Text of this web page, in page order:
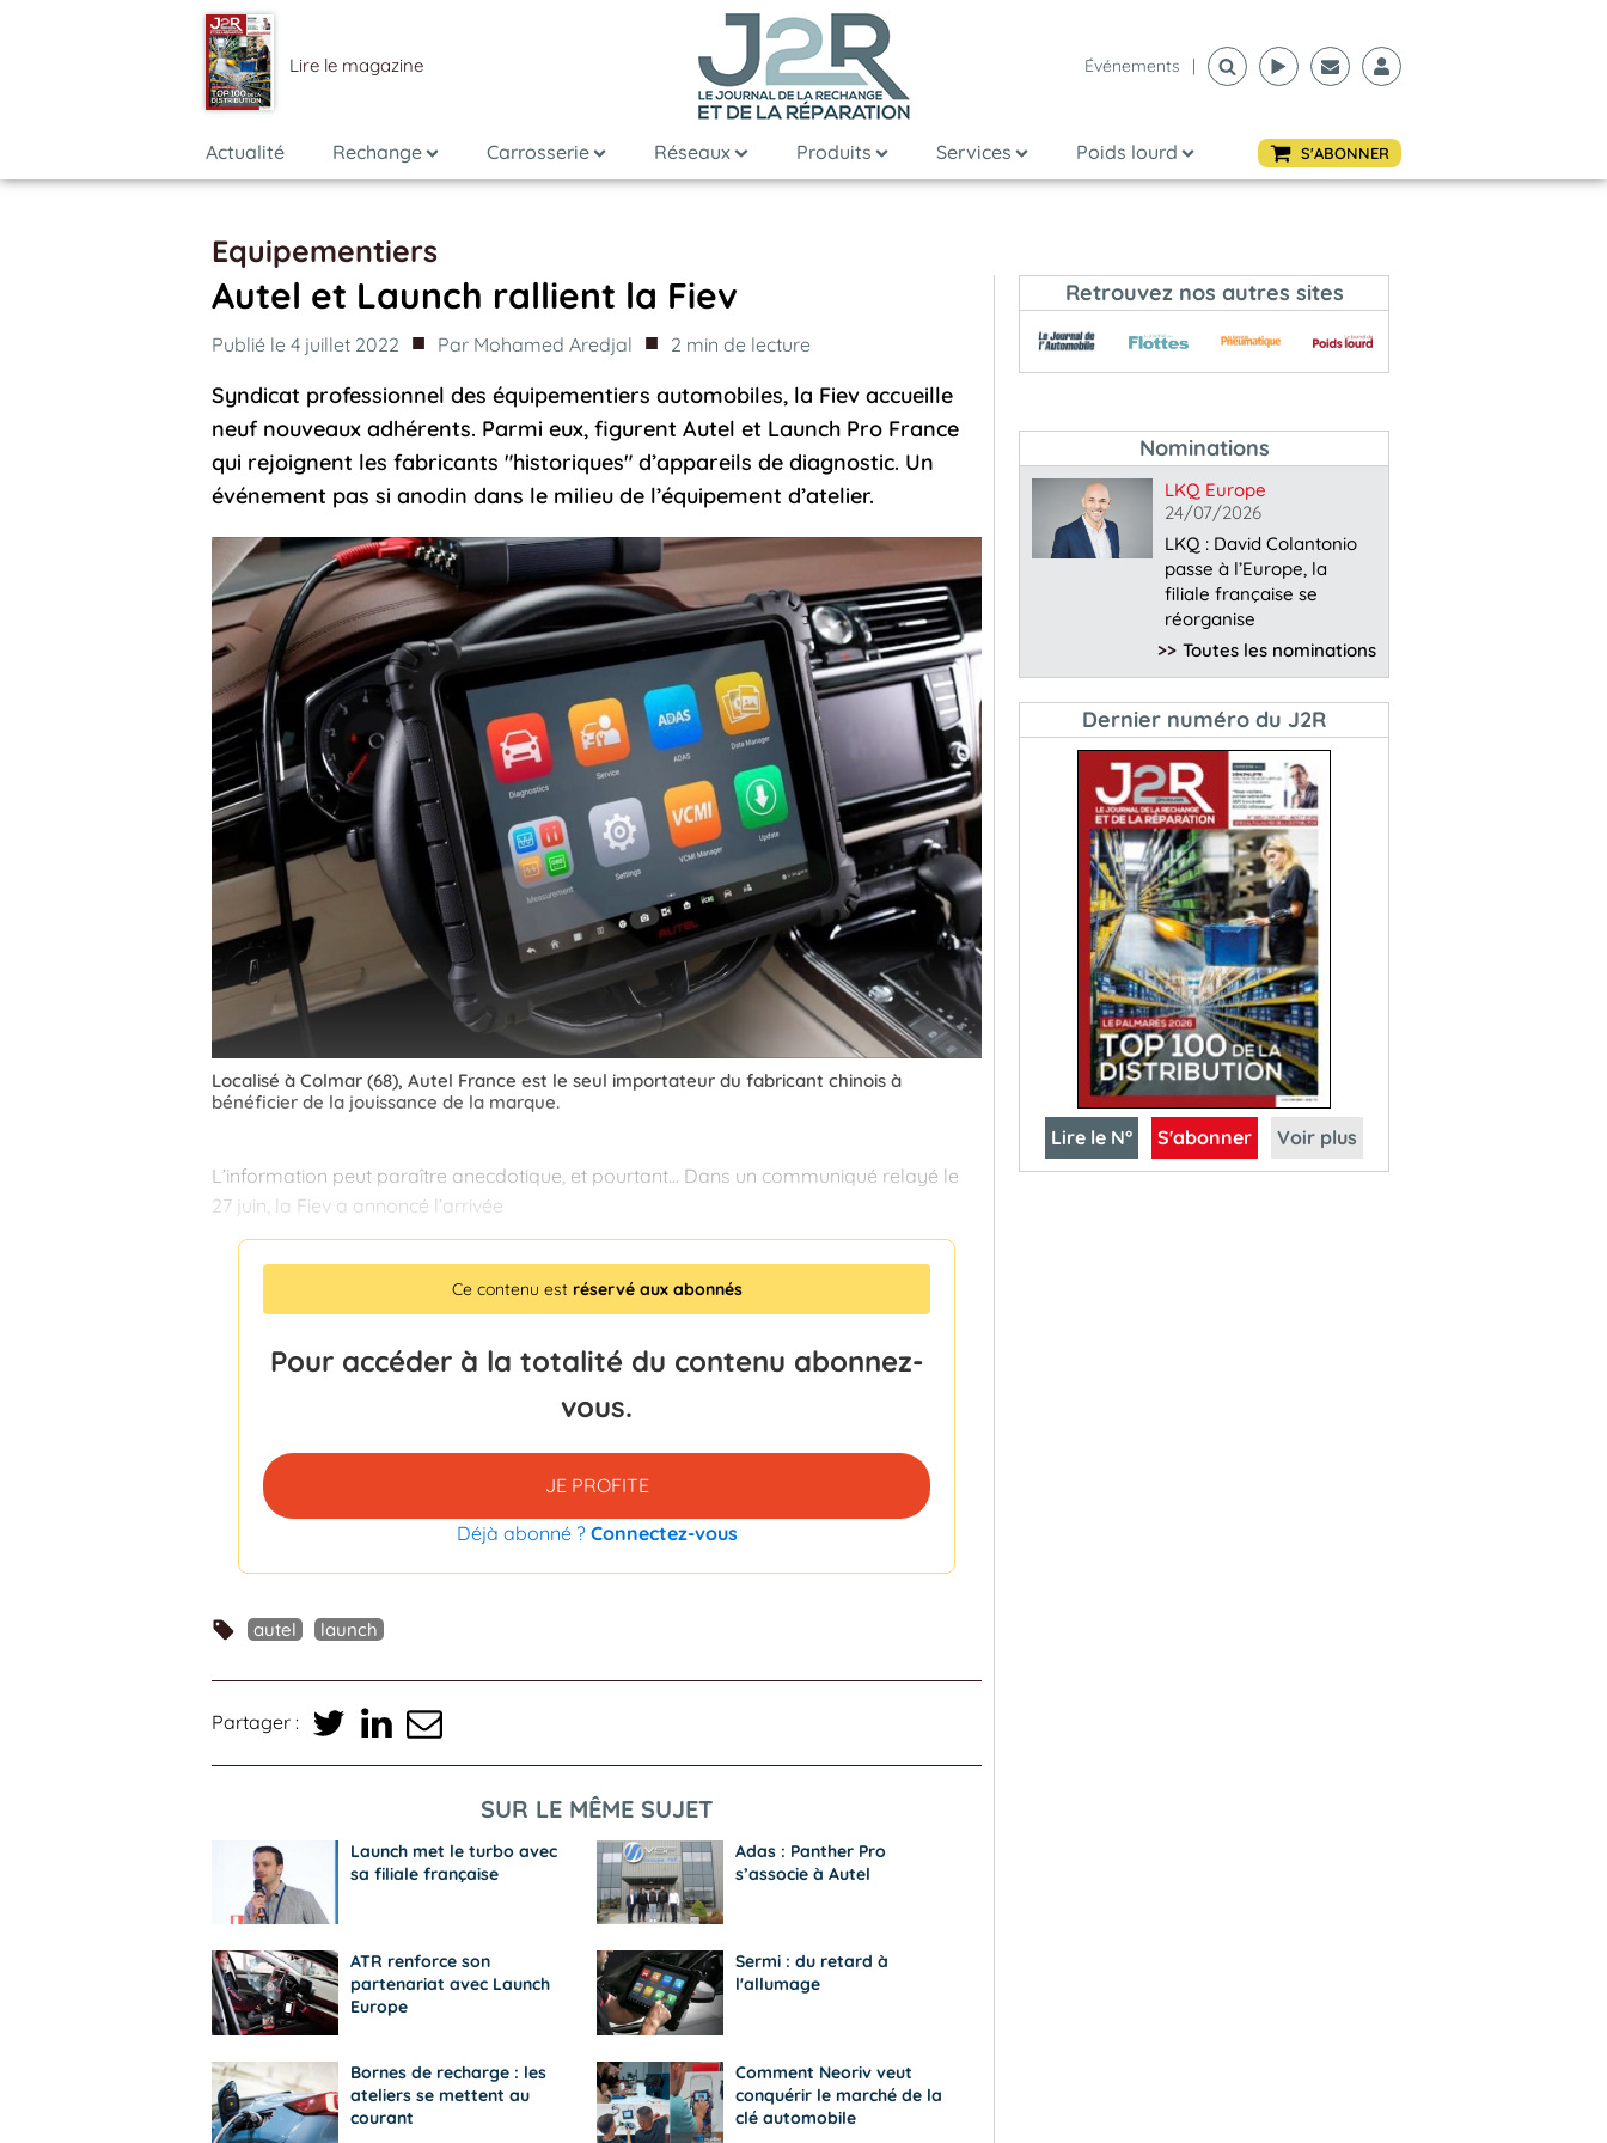
Lire le magazine Événements |
Actualité Rechange Carrosserie Réseaux Produits Services Poids lourd S'ABONNER
Equipementiers
Autel et Launch rallient la Fiev
Publié le 4 juillet 2022 ■ Par Mohamed Aredjal ■ 2 min de lecture
Syndicat professionnel des équipementiers automobiles, la Fiev accueille
neuf nouveaux adhérents. Parmi eux, figurent Autel et Launch Pro France
qui rejoignent les fabricants "historiques" d’appareils de diagnostic. Un
événement pas si anodin dans le milieu de l’équipement d’atelier.
Localisé à Colmar (68), Autel France est le seul importateur du fabricant chinois à
bénéficier de la jouissance de la marque.
L’information peut paraître anecdotique, et pourtant… Dans un communiqué relayé le
27 juin, la Fiev a annoncé l’arrivée
Ce contenu est réservé aux abonnés
Pour accéder à la totalité du contenu abonnez-
vous.
JE PROFITE
Déjà abonné ? Connectez-vous
autel launch
Partager :
SUR LE MÊME SUJET
Launch met le turbo avec
sa filiale française
Adas : Panther Pro
s’associe à Autel
ATR renforce son
partenariat avec Launch
Europe
Sermi : du retard à
l'allumage
Bornes de recharge : les
ateliers se mettent au
courant
Comment Neoriv veut
conquérir le marché de la
clé automobile
Retrouvez nos autres sites
Nominations
LKQ Europe
24/07/2026
LKQ : David Colantonio
passe à l’Europe, la
filiale française se
réorganise
>> Toutes les nominations
Dernier numéro du J2R
Lire le N° S'abonner Voir plus